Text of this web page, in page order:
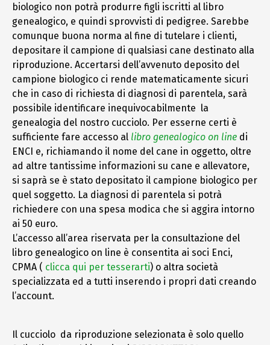
biologico non potrà produrre figli iscritti al libro
genealogico, e quindi sprovvisti di pedigree. Sarebbe
comunque buona norma al fine di tutelare i clienti,
depositare il campione di qualsiasi cane destinato alla
riproduzione. Accertarsi dell’avvenuto deposito del
campione biologico ci rende matematicamente sicuri
che in caso di richiesta di diagnosi di parentela, sarà
possibile identificare inequivocabilmente la
genealogia del nostro cucciolo. Per esserne certi è
sufficiente fare accesso al libro genealogico on line di
ENCI e, richiamando il nome del cane in oggetto, oltre
ad altre tantissime informazioni su cane e allevatore,
si saprà se è stato depositato il campione biologico per
quel soggetto. La diagnosi di parentela si potrà
richiedere con una spesa modica che si aggira intorno
ai 50 euro.
L’accesso all’area riservata per la consultazione del
libro genealogico on line è consentita ai soci Enci,
CPMA ( clicca qui per tesserarti) o altra società
specializzata ed a tutti inserendo i propri dati creando
l’account.
Il cucciolo da riproduzione selezionata è solo quello